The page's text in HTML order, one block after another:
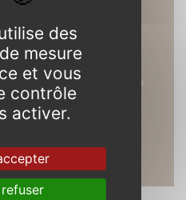
des
mesure
et vous
contrôle
activer.